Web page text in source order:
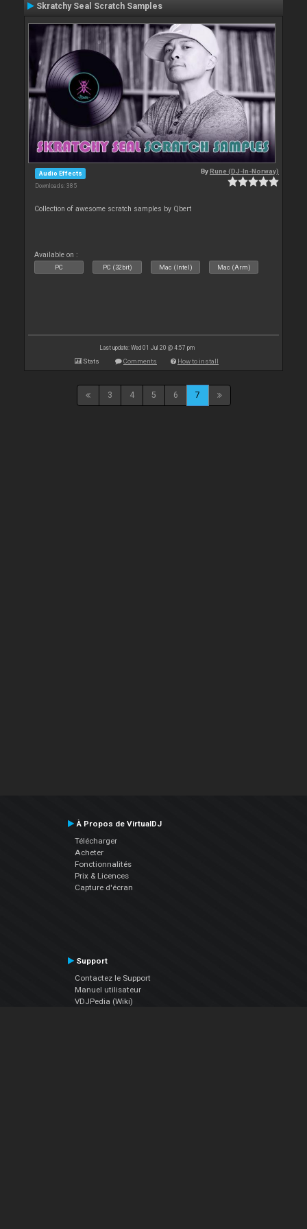
Skratchy Seal Scratch Samples
Audio Effects
Downloads: 385
ByRune (DJ-In-Norway)
Collection of awesome scratch samples by Qbert
Available on :
PC PC (32bit) Mac (Intel) Mac (Arm)
Last update: Wed 01 Jul 20 @ 4:57 pm
Stats Comments How to install
3 4 5 6 7
À Propos de VirtualDJ
Télécharger
Acheter
Fonctionnalités
Prix & Licences
Capture d'écran
Support
Contactez le Support
Manuel utilisateur
VDJPedia (Wiki)